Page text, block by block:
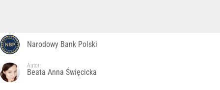
Narodowy Bank Polski
Autor:
Beata Anna Święcicka